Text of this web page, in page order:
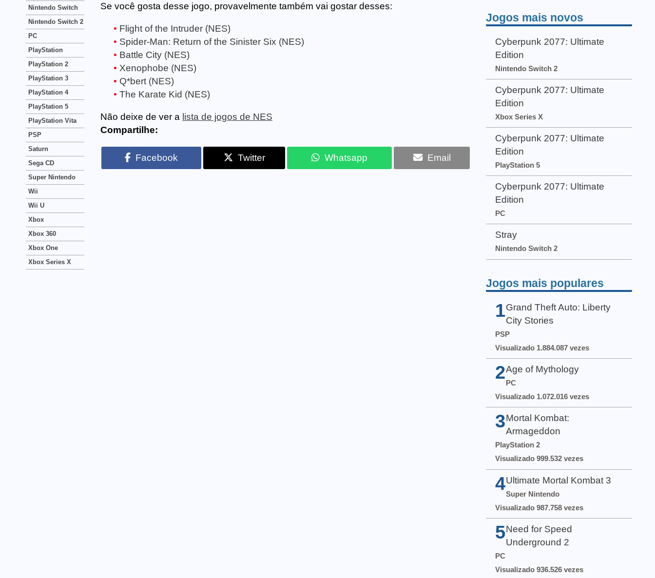
Se você gosta desse jogo, provavelmente também vai gostar desses:
Flight of the Intruder (NES)
Spider-Man: Return of the Sinister Six (NES)
Battle City (NES)
Xenophobe (NES)
Q*bert (NES)
The Karate Kid (NES)
Não deixe de ver a lista de jogos de NES
Compartilhe:
Facebook Twitter Whatsapp Email
Nintendo Switch
Nintendo Switch 2
PC
PlayStation
PlayStation 2
PlayStation 3
PlayStation 4
PlayStation 5
PlayStation Vita
PSP
Saturn
Sega CD
Super Nintendo
Wii
Wii U
Xbox
Xbox 360
Xbox One
Xbox Series X
Jogos mais novos
Cyberpunk 2077: Ultimate
Edition
Nintendo Switch 2
Cyberpunk 2077: Ultimate
Edition
Xbox Series X
Cyberpunk 2077: Ultimate
Edition
PlayStation 5
Cyberpunk 2077: Ultimate
Edition
PC
Stray
Nintendo Switch 2
Jogos mais populares
1 Grand Theft Auto: Liberty
City Stories
PSP
Visualizado 1.884.087 vezes
2Age of Mythology
PC
Visualizado 1.072.016 vezes
3 Mortal Kombat:
Armageddon
PlayStation 2
Visualizado 999.532 vezes
4 Ultimate Mortal Kombat 3
Super Nintendo
Visualizado 987.758 vezes
5 Need for Speed
Underground 2
PC
Visualizado 936.526 vezes